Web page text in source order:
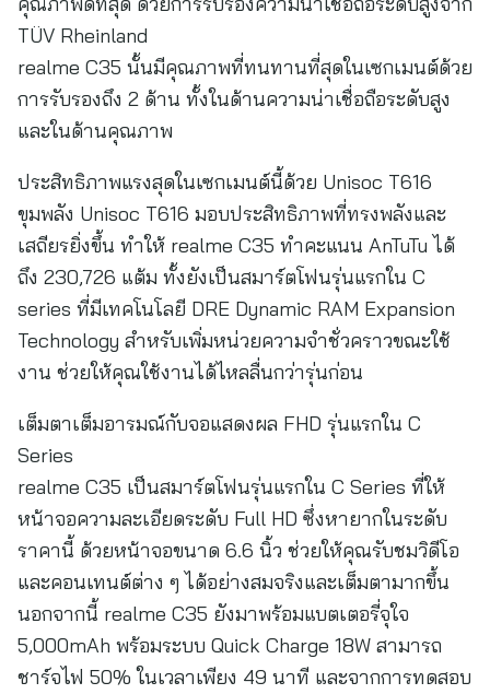
TÜV Rheinland
realme C35 นั้นมีคุณภาพที่ทนทานที่สุดในเซกเมนต์ด้วย
การรับรองถึง 2 ด้าน ทั้งในด้านความน่าเชื่อถือระดับสูง
และในด้านคุณภาพ
ประสิทธิภาพแรงสุดในเซกเมนต์นี้ด้วย Unisoc T616
ขุมพลัง Unisoc T616 มอบประสิทธิภาพที่ทรงพลังและ
เสถียรยิ่งขึ้น ทำให้ realme C35 ทำคะแนน AnTuTu ได้
ถึง 230,726 แต้ม ทั้งยังเป็นสมาร์ตโฟนรุ่นแรกใน C
series ที่มีเทคโนโลยี DRE Dynamic RAM Expansion
Technology สำหรับเพิ่มหน่วยความจำชั่วคราวขณะใช้
งาน ช่วยให้คุณใช้งานได้ไหลลื่นกว่ารุ่นก่อน
เต็มตาเต็มอารมณ์กับจอแสดงผล FHD รุ่นแรกใน C
Series
realme C35 เป็นสมาร์ตโฟนรุ่นแรกใน C Series ที่ให้
หน้าจอความละเอียดระดับ Full HD ซึ่งหายากในระดับ
ราคานี้ ด้วยหน้าจอขนาด 6.6 นิ้ว ช่วยให้คุณรับชมวิดีโอ
และคอนเทนต์ต่าง ๆ ได้อย่างสมจริงและเต็มตามากขึ้น
นอกจากนี้ realme C35 ยังมาพร้อมแบตเตอรี่จุใจ
5,000mAh พร้อมระบบ Quick Charge 18W สามารถ
ชาร์จไฟ 50% ในเวลาเพียง 49 นาที และจากการทดสอบ